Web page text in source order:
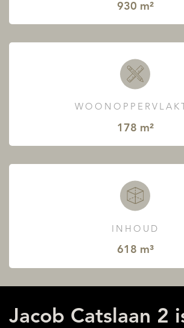
930 m²
178 m²
INHOUD
618 m³
Jacob Catslaan 2